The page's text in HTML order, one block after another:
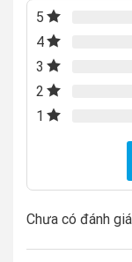
5
4
3
2
1
Chưa có đánh